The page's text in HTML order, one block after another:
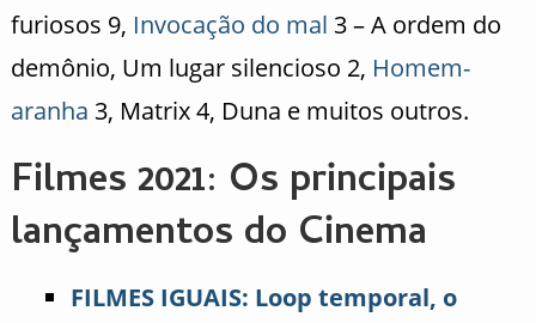
furiosos 9, Invocação do mal 3 – A ordem do
demônio, Um lugar silencioso 2, Homem-
aranha 3, Matrix 4, Duna e muitos outros.
Filmes 2021: Os principais
lançamentos do Cinema
FILMES IGUAIS: Loop temporal, o